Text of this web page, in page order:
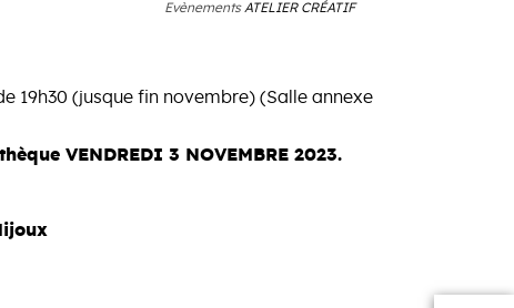
Evènements ATELIER CRÉATIF
19h30 (jusque fin novembre) (Salle annexe
VENDREDI 3 NOVEMBRE 2023.